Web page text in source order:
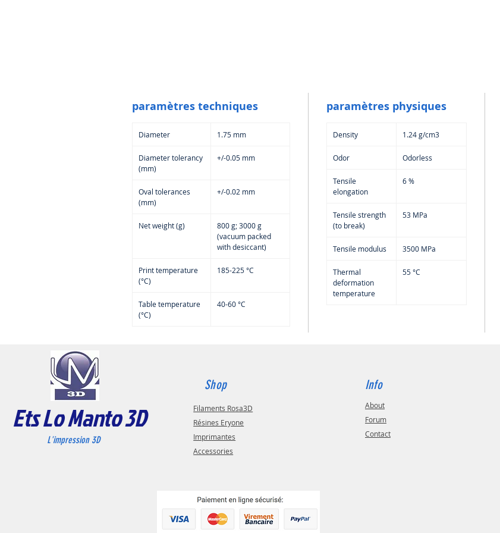
paramètres techniques
Diameter 1.75 mm
Diameter tolerancy
(mm)
+/-0.05 mm
Oval tolerances
(mm)
+/-0.02 mm
Net weight (g)
800 g; 3000 g
(vacuum packed
with desiccant)
Print temperature
(°C)
185-225 °C
Table temperature
(°C)
40-60 °C
paramètres physiques
Density 1.24 g/cm3
Odor Odorless
Tensile
elongation
6 %
Tensile strength
(to break)
53 MPa
Tensile modulus 3500 MPa
Thermal
deformation
temperature
55 °C
Ets Lo Manto 3D
L'impression 3D
Shop
Filaments Rosa3D
Résines Eryone
Imprimantes
Accessories
Info
About
Forum
Contact